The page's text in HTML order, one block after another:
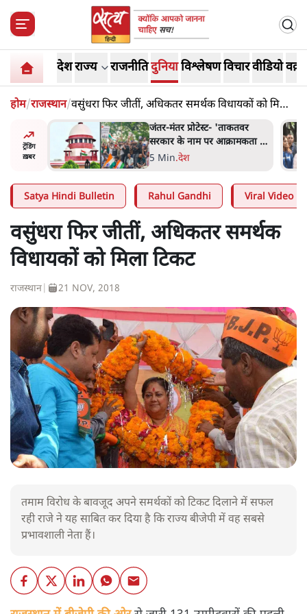
देशराज्य राजनीतिदुनियाविश्लेषणविचारवीडियो
होम/राजस्थान/वसुंधरा फिर जीतीं, अधिकतर समर्थक विधायकों को मिला
टिकट
ट्रेंडिंग
ख़बर
न
सुने':
जंतर मंतर प्रोटेस्ट: 'युवाओं को
प्रताड़ित किया जा रहा है, पर मोदी-
शाह में बोलने की हिम्मत नहीं'-
7 Min.देश
Satya Hindi Bulletin Rahul Gandhi Viral Video
वसुंधरा फिर जीतीं, अधिकतर समर्थक
विधायकों को मिला टिकट
राजस्थान 21 NOV, 2018
तमाम विरोध के बावजूद अपने समर्थकों को टिकट दिलाने में सफल
रही राजे ने यह साबित कर दिया है कि राज्य बीजेपी में वह सबसे
प्रभावशाली नेता हैं।